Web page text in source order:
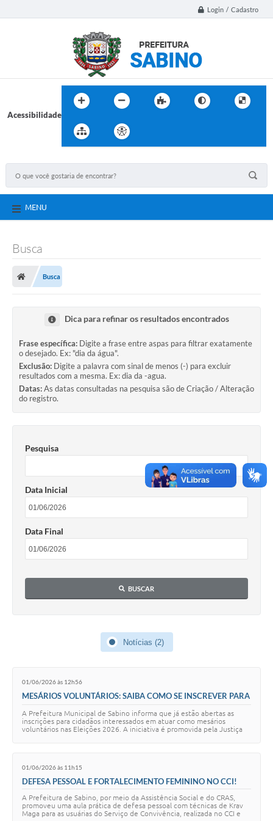
Login / Cadastro
Acessibilidade
MENU
Busca
Busca
Dica para refinar os resultados encontrados
Frase específica: Digite a frase entre aspas para filtrar exatamente
o desejado. Ex: "dia da água".
Exclusão: Digite a palavra com sinal de menos (-) para excluir
resultados com a mesma. Ex: dia da -agua.
Datas:As datas consultadas na pesquisa são de Criação / Alteração
do registro.
Pesquisa
Data Inicial
Data Final
BUSCAR
Notícias (2)
01/06/2026 às 12h56
MESÁRIOS VOLUNTÁRIOS: SAIBA COMO SE INSCREVER PARA
A Prefeitura Municipal de Sabino informa que já estão abertas as
inscrições para cidadãos interessados em atuar como mesários
voluntários nas Eleições 2026. A iniciativa é promovida pela Justiça
01/06/2026 às 11h15
DEFESA PESSOAL E FORTALECIMENTO FEMININO NO CCI!
A Prefeitura de Sabino, por meio da Assistência Social e do CRAS,
promoveu uma aula prática de defesa pessoal com técnicas de Krav
Maga para as usuárias do Serviço de Convivência, realizada no CCI e